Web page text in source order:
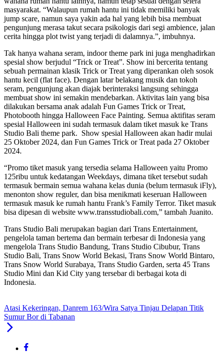
masyarakat. “Walaupun rumah hantu ini tidak memiliki banyak
jump scare, namun saya yakin ada hal yang lebih bisa membuat
pengunjung merasa takut secara psikologis dari segi ambience, jalan
cerita hingga plot twist yang terjadi di dalamnya.”, imbuhnya.
Tak hanya wahana seram, indoor theme park ini juga menghadirkan
spesial show berjudul “Trick or Treat”. Show ini bercerita tentang
sebuah permainan klasik Trick or Treat yang diperankan oleh sosok
hantu kecil (flat face). Dengan latar belakang musik dan tokoh
seram, pengunjung akan diajak berinteraksi langsung sehingga
membuat show ini semakin mendebarkan. Aktivitas lain yang bisa
dilakukan bersama anak adalah Fun Games Trick or Treat,
Photobooth hingga Halloween Face Painting. Semua aktifitas seram
spesial Halloween ini sudah termasuk dalam tiket masuk ke Trans
Studio Bali theme park. Show spesial Halloween akan hadir mulai
25 Oktober 2024, dan Fun Games Trick or Treat pada 27 Oktober
2024.
“Promo tiket masuk yang tersedia selama Halloween yaitu Promo
125ribu untuk kedatangan Weekdays, dimana tiket tersebut sudah
termasuk bermain semua wahana kelas dunia (belum termasuk iFly),
menonton show reguler, dan bisa menikmati keseruan Halloween
termasuk masuk ke rumah hantu Frank’s Family Terror. Tiket masuk
bisa dipesan di website www.transstudiobali.com,” tambah Juanito.
Trans Studio Bali merupakan bagian dari Trans Entertainment,
pengelola taman bertema dan bermain terbesar di Indonesia yang
mengelola Trans Studio Bandung, Trans Studio Cibubur, Trans
Studio Bali, Trans Snow World Bekasi, Trans Snow World Bintaro,
Trans Snow World Surabaya, Trans Studio Garden, serta 45 Trans
Studio Mini dan Kid City yang tersebar di berbagai kota di
Indonesia.
Atasi Kekeringan, Danrem 163/Wira Satya Tinjau Delapan Titik
Sumur Bor di Tabanan